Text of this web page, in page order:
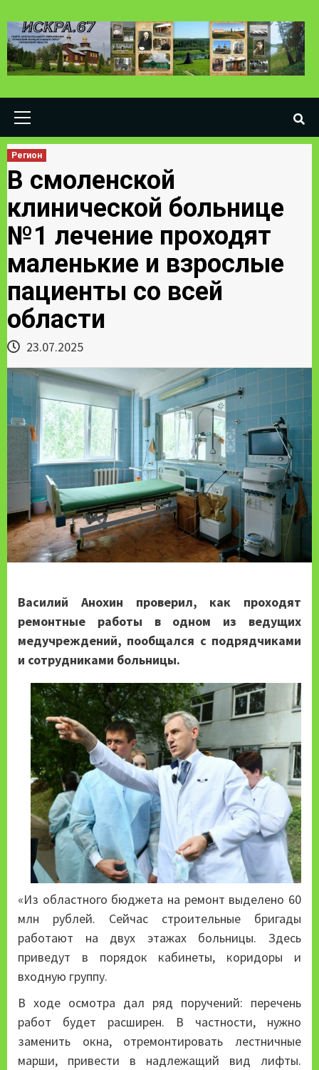
to
content
Регион
В смоленской
клинической больнице
№1 лечение проходят
маленькие и взрослые
пациенты со всей
области
23.07.2025
Василий Анохин проверил, как проходят
ремонтные работы в одном из ведущих
медучреждений, пообщался с подрядчиками
и сотрудниками больницы.
«Из областного бюджета на ремонт выделено 60
млн рублей. Сейчас строительные бригады
работают на двух этажах больницы. Здесь
приведут в порядок кабинеты, коридоры и
входную группу.
В ходе осмотра дал ряд поручений: перечень
работ будет расширен. В частности, нужно
заменить окна, отремонтировать лестничные
марши, привести в надлежащий вид лифты.